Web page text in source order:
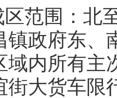
范围：北
镇政府东、
域内所有主
街大货车限